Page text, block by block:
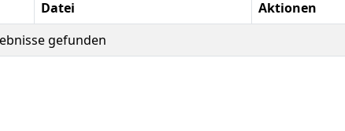
Datei
Aktionen
gefunden